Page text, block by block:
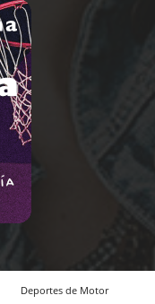
Deportes de Motor